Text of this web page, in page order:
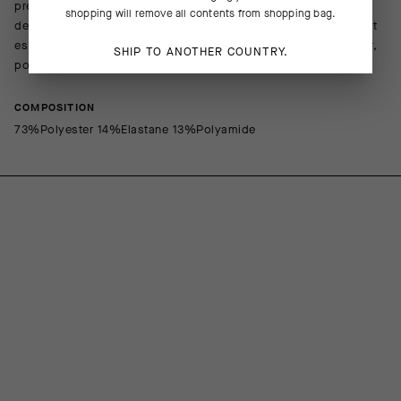
presenta soporte muscular y un cómodo corte de líneas
depuradas inspirado en el equipamiento de carrera. Este maillot
es muy ligero (FPU 15), transpirable y evacúa muy bien el calor,
por lo que recomendamos llevar un protector solar debajo.
COMPOSITION
73%Polyester 14%Elastane 13%Polyamide
shopping will remove all contents from shopping bag.
SHIP TO ANOTHER COUNTRY.